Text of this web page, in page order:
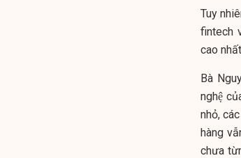
Tuy
fintech
cao
Bà
nghệ
nhỏ,
hàng
chưa